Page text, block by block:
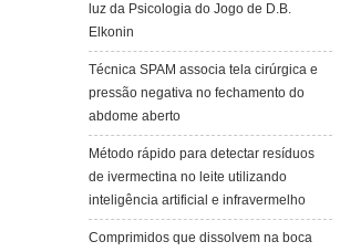
luz da Psicologia do Jogo de D.B.
Elkonin
Técnica SPAM associa tela cirúrgica e
pressão negativa no fechamento do
abdome aberto
Método rápido para detectar resíduos
de ivermectina no leite utilizando
inteligência artificial e infravermelho
Comprimidos que dissolvem na boca